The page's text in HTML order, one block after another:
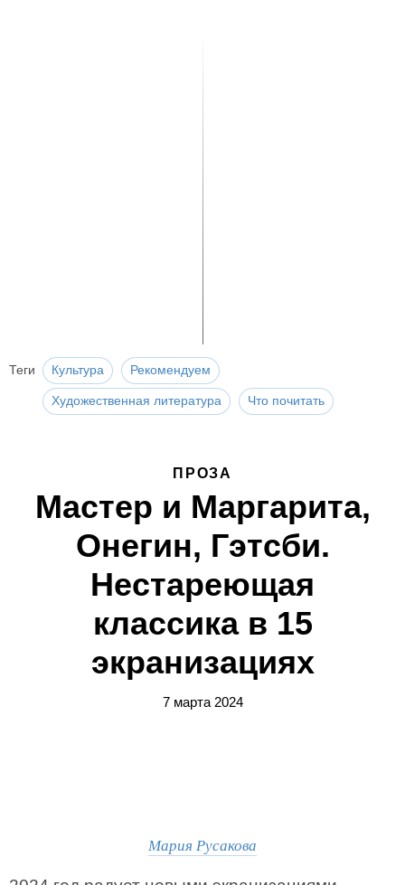
Теги Культура Рекомендуем
Художественная литература Что почитать
ПРОЗА
Мастер и Маргарита,
Онегин, Гэтсби.
Нестареющая
классика в 15
экранизациях
7 марта 2024
Мария Русакова